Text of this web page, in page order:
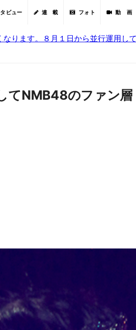
ビュー 連 載 フォト 動 画
ります。８月１日から並行運用し
てNMB48のファン層